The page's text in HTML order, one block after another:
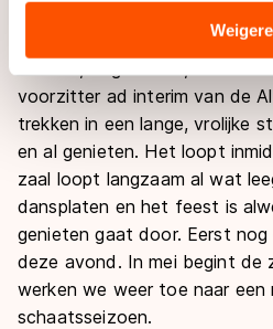
Sommige partners kunnen
landen buiten de EU, zoals de
adequaat beschermingsniveau
Door op ‘Toestaan’ te klikken,
overdracht. Meer informatie
Opeens is er een polonaise,
voorzitter ad interim van de
trekken in een lange, vrolijke
en al genieten. Het loopt
zaal loopt langzaam al wat
dansplaten en het feest is
genieten gaat door. Eerst
deze avond. In mei begint de
werken we weer toe naar een
schaatsseizoen.